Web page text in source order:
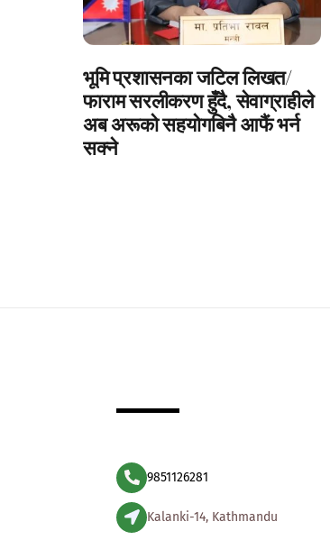
भूमि प्रशासनका जटिल लिखत/
फाराम सरलीकरण हुँदै, सेवाग्राहीले
अब अरूको सहयोगबिनै आफैं भर्न
सक्ने
9851126281
Kalanki-14, Kathmandu